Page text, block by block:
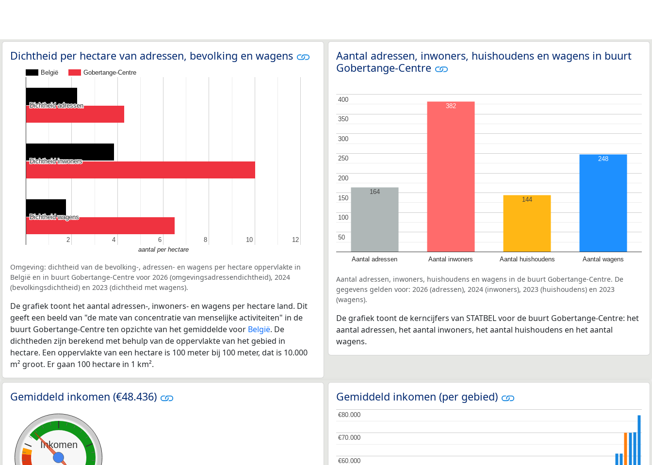
Dichtheid per hectare van adressen, bevolking en wagens
België Gobertange-Centre
2
2 4
4 6
6 8
8 10
10 12
12
Dichtheid adressen
Dichtheid adressen
Dichtheid inwoners
Dichtheid inwoners
Dichtheid wagens
Dichtheid wagens
aantal per hectare
Omgeving: dichtheid van de bevolking-, adressen- en wagens per hectare oppervlakte in
België en in buurt Gobertange-Centre voor 2026 (omgevingsadressendichtheid), 2024
(bevolkingsdichtheid) en 2023 (dichtheid met wagens).
De grafiek toont het aantal adressen-, inwoners- en wagens per hectare land. Dit
geeft een beeld van "de mate van concentratie van menselijke activiteiten" in de
buurt Gobertange-Centre ten opzichte van het gemiddelde voor België. De
dichtheden zijn berekend met behulp van de oppervlakte van het gebied in
hectare. Een oppervlakte van een hectare is 100 meter bij 100 meter, dat is 10.000
m² groot. Er gaan 100 hectare in 1 km².
Aantal adressen, inwoners, huishoudens en wagens in buurt
Gobertange-Centre
Aantal adressen Aantal inwoners Aantal huishoudens Aantal wagens
50
50
100
100
150
150
200
200
250
250
300
300
350
350
400
400
164
382
144
248
Aantal adressen, inwoners, huishoudens en wagens in de buurt Gobertange-Centre. De
gegevens gelden voor: 2026 (adressen), 2024 (inwoners), 2023 (huishoudens) en 2023
(wagens).
De grafiek toont de kerncijfers van STATBEL voor de buurt Gobertange-Centre: het
aantal adressen, het aantal inwoners, het aantal huishoudens en het aantal
wagens.
Gemiddeld inkomen (€48.436)
Inkomen
Gemiddeld inkomen (per gebied)
€60.000
€60.000
€70.000
€70.000
€80.000
€80.000